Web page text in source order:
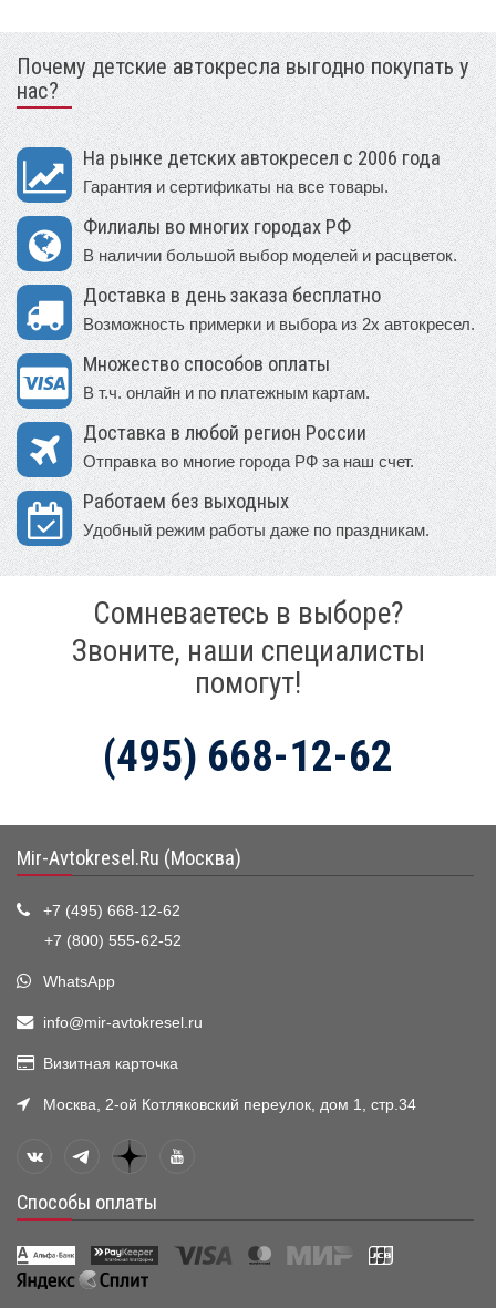
Почему детские автокресла выгодно покупать у
нас?
На рынке детских автокресел с 2006 года
Гарантия и сертификаты на все товары.
Филиалы во многих городах РФ
В наличии большой выбор моделей и расцветок.
Доставка в день заказа бесплатно
Возможность примерки и выбора из 2х автокресел.
Множество способов оплаты
В т.ч. онлайн и по платежным картам.
Доставка в любой регион России
Отправка во многие города РФ за наш счет.
Работаем без выходных
Удобный режим работы даже по праздникам.
Сомневаетесь в выборе?
Звоните, наши специалисты
помогут!
(495) 668-12-62
Mir-Avtokresel.Ru (Москва)
+7 (495) 668-12-62
+7 (800) 555-62-52
WhatsApp
info@mir-avtokresel.ru
Визитная карточка
Москва, 2-ой Котляковский переулок, дом 1, стр.34
Способы оплаты